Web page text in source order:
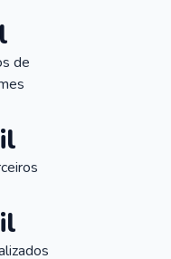
de